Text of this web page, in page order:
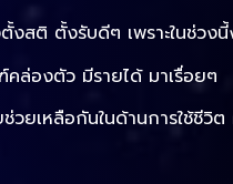
สติ ตั้งรับดีๆ เพราะในช่วง
ล่องตัว มีรายได้ มาเรื่อยๆ
ยเหลือกันในด้านการใช้ชีวิ